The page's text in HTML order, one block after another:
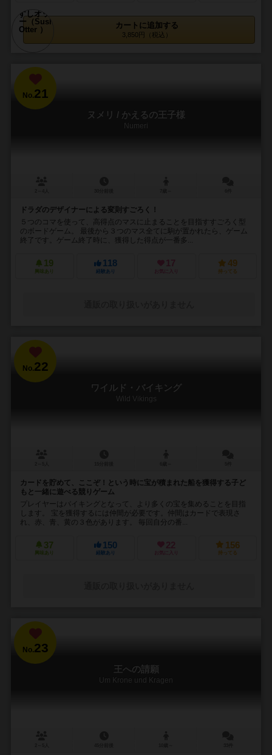
カートに追加する
3,850円（税込）
No.21
ヌメリ / かえるの王子様
Numeri
ドラダのデザイナーによる変則すごろく！
５つのコマを使って、高得点のマスに止まることを目指すすごろく型
のボードゲーム。 最後から３つのマス全てに駒が置かれたら、ゲーム
終了です。ゲーム終了時に、獲得した得点が一番多...
19
興味あり
118
経験あり
17
お気に入り
49
持ってる
No.22
ワイルド・バイキング
Wild Vikings
カードを貯めて、ここぞ！という時に宝が積まれた船を獲得する子ど
もと一緒に遊べる競りゲーム
プレイヤーはバイキングとなって、より多くの宝を集めることを目指
します。 宝を獲得するには仲間が必要です。仲間はカードで表現さ
れ、赤、青、黄の３色があります。 毎回自分の番...
37
興味あり
150
経験あり
22
お気に入り
156
持ってる
No.23
王への請願
Um Krone und Kragen